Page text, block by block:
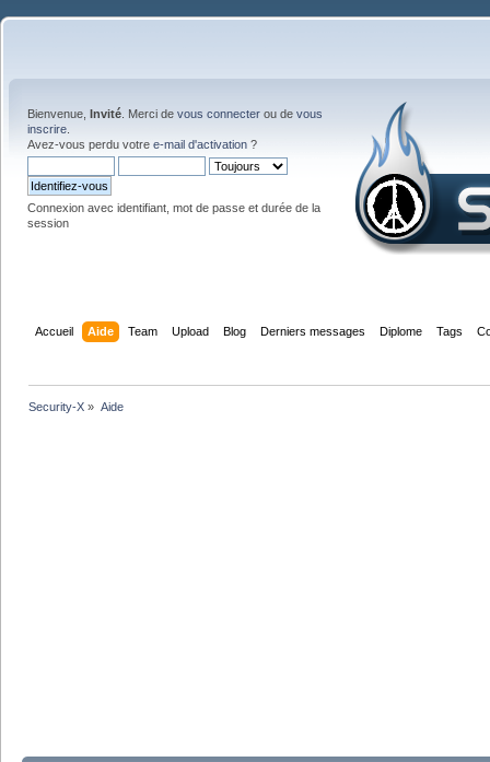
Bienvenue, Invité . Merci de vous connecter ou de vous
inscrire
Avez-vous perdu votre e-mail d'activation ?
Connexion avec identifiant, mot de passe et durée de la
session
Accueil Aide Team Upload Blog Derniers messages Diplome Tags
Security-X » Aide